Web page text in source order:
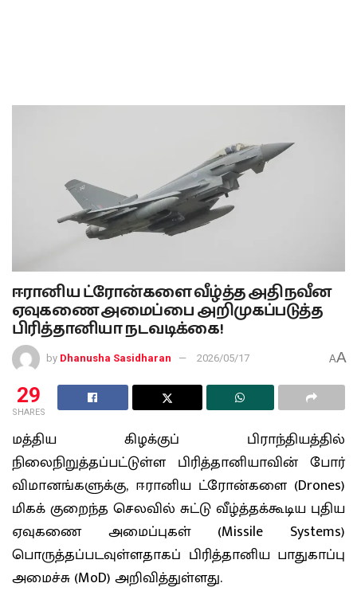
ஈரானிய ட்ரோன்களை வீழ்த்த அதிநவீன
ஏவுகணை அமைப்பை அறிமுகப்படுத்த
பிரித்தானியா நடவடிக்கை!
by Dhanusha Sasidharan 2026/05/17 AA
29
SHARES
மத்திய கிழக்குப் பிராந்தியத்தில்
நிலைநிறுத்தப்பட்டுள்ள பிரித்தானியாவின் போர்
விமானங்களுக்கு, ஈரானிய ட்ரோன்களை (Drones)
மிகக் குறைந்த செலவில் சுட்டு வீழ்த்தக்கூடிய புதிய
ஏவுகணை அமைப்புகள் (Missile Systems)
பொருத்தப்படவுள்ளதாகப் பிரித்தானிய பாதுகாப்பு
அமைச்சு (MoD) அறிவித்துள்ளது.